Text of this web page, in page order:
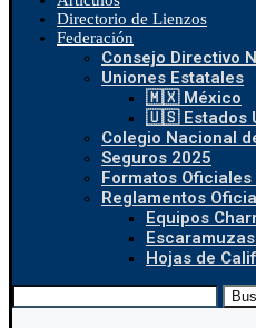
Directorio de Lienzos
Federación
Consejo Directivo
Uniones Estatales
🇲🇽 México
🇺🇸 Estados
Colegio Nacional
Seguros 2025
Formatos Oficiales
Reglamentos
Equipos
Hojas de